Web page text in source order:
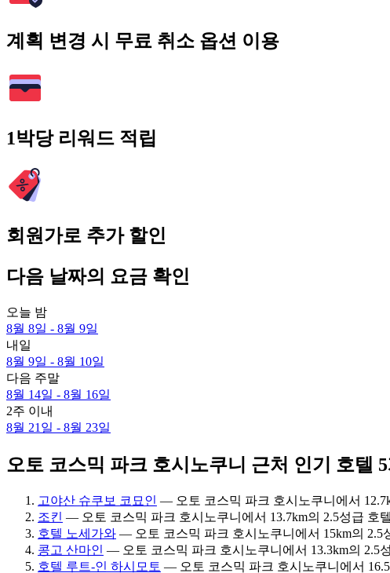
계획 변경 시 무료 취소 옵션 이용
1박당 리워드 적립
회원가로 추가 할인
다음 날짜의 요금 확인
오늘 밤
8월 8일 - 8월 9일
내일
8월 9일 - 8월 10일
다음 주말
8월 14일 - 8월 16일
2주 이내
8월 21일 - 8월 23일
오토 코스믹 파크 호시노쿠니 근처 인기 호텔 5
고야산 슈쿠보 코묘인 — 오토 코스믹 파크 호시노쿠니에서
조킨 — 오토 코스믹 파크 호시노쿠니에서 13.7km의 2.5성급 호
호텔 노세가와 — 오토 코스믹 파크 호시노쿠니에서 15km의 2.5
콩고 산마인 — 오토 코스믹 파크 호시노쿠니에서 13.3km의 2.5
호텔 루트-인 하시모토 — 오토 코스믹 파크 호시노쿠니에서